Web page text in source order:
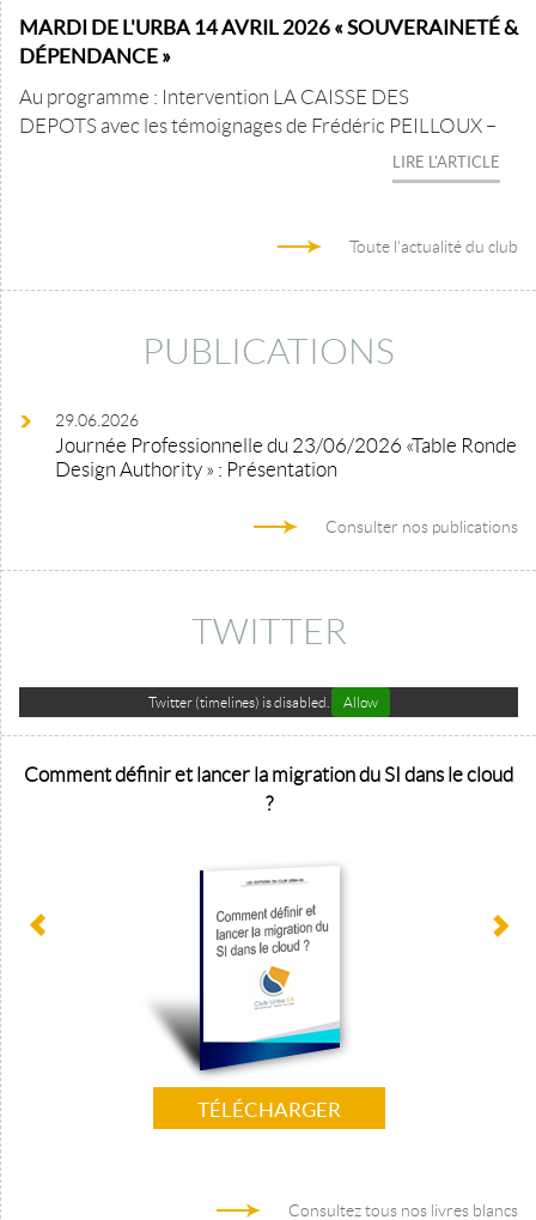
MARDI DE L'URBA 14 AVRIL 2026 « SOUVERAINETÉ &
DÉPENDANCE »
Au programme : Intervention LA CAISSE DES
DEPOTS avec les témoignages de Frédéric PEILLOUX –
LIRE L'ARTICLE
Toute l'actualité du club
PUBLICATIONS
29.06.2026
Journée Professionnelle du 23/06/2026 «Table Ronde
Design Authority » : Présentation
Consulter nos publications
TWITTER
Twitter (timelines) is disabled. Allow
Comment définir et lancer la migration du SI dans le cloud
?
TÉLÉCHARGER
Consultez tous nos livres blancs